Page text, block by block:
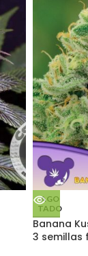
AGO
TADO
Banana
3 semillas